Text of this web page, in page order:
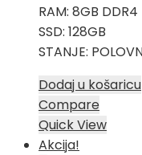
RAM: 8GB DDR4
SSD: 128GB
STANJE:
Dodaj u košaricu
Compare
Quick View
Akcija!